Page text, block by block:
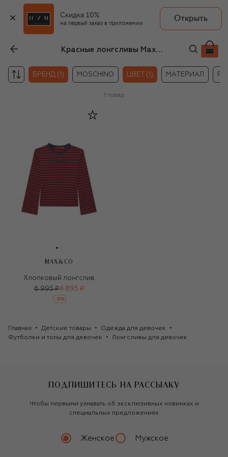
Скидка 10%
на первый заказ в приложении
Открыть
Красные лонгсливы Max&Co для девочек
БРЕНД (1) MOSCHINO ЦВЕТ (1) МАТЕРИАЛ
1 товар
MAX&CO
Хлопковый лонгслив
6 995 ₽4 895 ₽
-30%
Главная Детские товары
Одежда для девочек
Футболки и топы для девочек
Лонгсливы для девочек
ПОДПИШИТЕСЬ НА РАССЫЛКУ
Чтобы первыми узнавать об эксклюзивных новинках и
специальных предложениях
Женское Мужское